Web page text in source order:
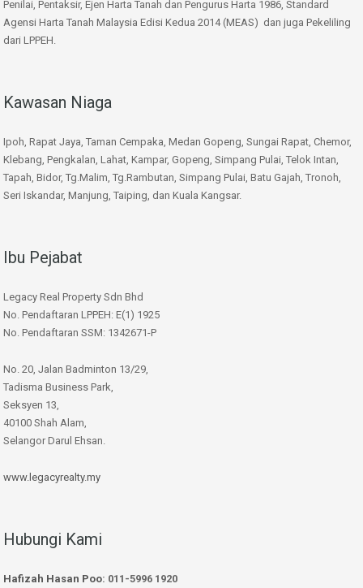
Penilai, Pentaksir, Ejen Harta Tanah dan Pengurus Harta 1986, Standard
Agensi Harta Tanah Malaysia Edisi Kedua 2014 (MEAS) dan juga Pekeliling
dari LPPEH.
Kawasan Niaga
Ipoh, Rapat Jaya, Taman Cempaka, Medan Gopeng, Sungai Rapat, Chemor,
Klebang, Pengkalan, Lahat, Kampar, Gopeng, Simpang Pulai, Telok Intan,
Tapah, Bidor, Tg.Malim, Tg.Rambutan, Simpang Pulai, Batu Gajah, Tronoh,
Seri Iskandar, Manjung, Taiping, dan Kuala Kangsar.
Ibu Pejabat
Legacy Real Property Sdn Bhd
No. Pendaftaran LPPEH: E(1) 1925
No. Pendaftaran SSM: 1342671-P
No. 20, Jalan Badminton 13/29,
Tadisma Business Park,
Seksyen 13,
40100 Shah Alam,
Selangor Darul Ehsan.
www.legacyrealty.my
Hubungi Kami
Hafizah Hasan Poo: 011-5996 1920